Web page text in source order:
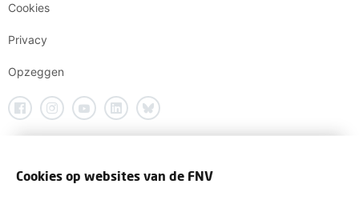
Cookies
Privacy
Opzeggen
Cookies op websites van de FNV